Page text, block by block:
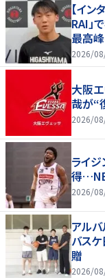
【イン
RAI」
最高
2026/
大阪
哉が“
2026/
ライ
得
2026/
アル
バス
贈
2026/